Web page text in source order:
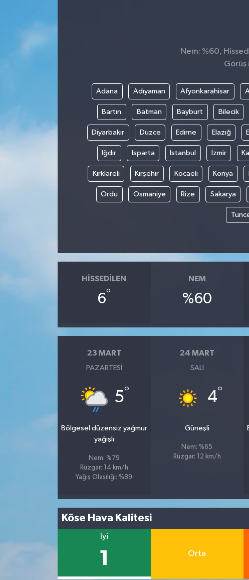
Nem: %60,
Görüş
Adana Adıyaman Afyonkarahisar
Bartın Batman Bayburt Bilecik
Diyarbakır Düzce Edirne Elazığ
Iğdır Isparta İstanbul İzmir
Kırklareli Kırşehir Kocaeli Konya
Ordu Osmaniye Rize Sakarya
HISSEDILEN
6°
NEM
%60
23 MART
PAZARTESI
5°
Bölgesel düzensiz yağmur
yağışlı
Nem: %79
Rüzgar: 14 km/h
Yağış Olasılığı: %89
24 MART
SALI
4°
Güneşli
Nem: %65
Rüzgar: 12 km/h
Köse Hava Kalitesi
İyi
1 Orta